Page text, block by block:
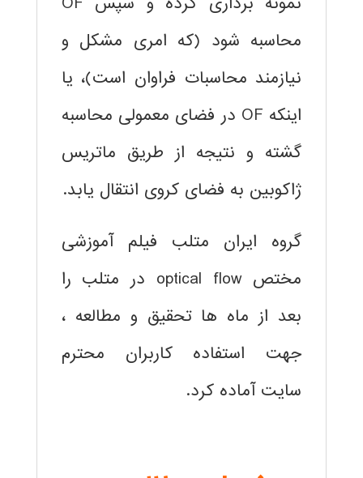
محاسبه شود (که امری مشکل و
نیازمند محاسبات فراوان است)، یا
اینکه OF در فضای معمولی محاسبه
گشته و نتیجه از طریق ماتریس
ژاکوبین به فضای کروی انتقال یابد.
گروه ایران متلب فیلم آموزشی
مختص optical flow در متلب را
بعد از ماه ها تحقیق و مطالعه ،
جهت استفاده کاربران محترم
سایت آماده کرد.